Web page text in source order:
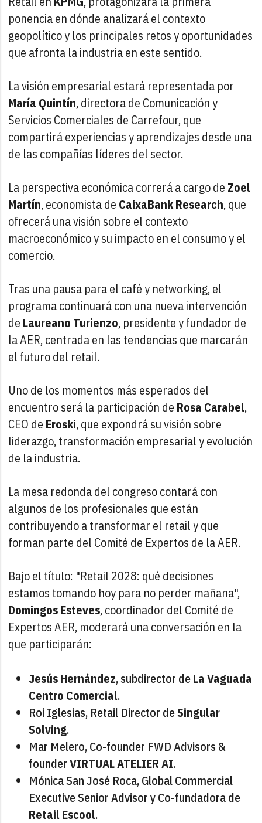
ponencia en dónde analizará el contexto
geopolítico y los principales retos y oportunidades
que afronta la industria en este sentido.
La visión empresarial estará representada por
María Quintín, directora de Comunicación y
Servicios Comerciales de Carrefour, que
compartirá experiencias y aprendizajes desde una
de las compañías líderes del sector.
La perspectiva económica correrá a cargo de Zoel
Martín, economista de CaixaBank Research, que
ofrecerá una visión sobre el contexto
macroeconómico y su impacto en el consumo y el
comercio.
Tras una pausa para el café y networking, el
programa continuará con una nueva intervención
de Laureano Turienzo, presidente y fundador de
la AER, centrada en las tendencias que marcarán
el futuro del retail.
Uno de los momentos más esperados del
encuentro será la participación de Rosa Carabel,
CEO de Eroski, que expondrá su visión sobre
liderazgo, transformación empresarial y evolución
de la industria.
La mesa redonda del congreso contará con
algunos de los profesionales que están
contribuyendo a transformar el retail y que
forman parte del Comité de Expertos de la AER.
Bajo el título: "Retail 2028: qué decisiones
estamos tomando hoy para no perder mañana",
Domingos Esteves, coordinador del Comité de
Expertos AER, moderará una conversación en la
que participarán:
Jesús Hernández, subdirector deLa Vaguada
Centro Comercial.
Roi Iglesias, Retail Director deSingular
Solving.
Mar Melero, Co-founder FWD Advisors &
founderVIRTUAL ATELIER AI.
Mónica San José Roca, Global Commercial
Executive Senior Advisor y Co-fundadora de
Retail Escool.